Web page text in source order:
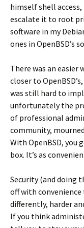
himself shell
escalate it to root
software in my
ones in OpenBSD’s
There was an easier
closer to
was still hard to
unfortunately the
of professional
community,
With OpenBSD, you
box. It’s as
Security (and doing
off with
differently, harder
If you think